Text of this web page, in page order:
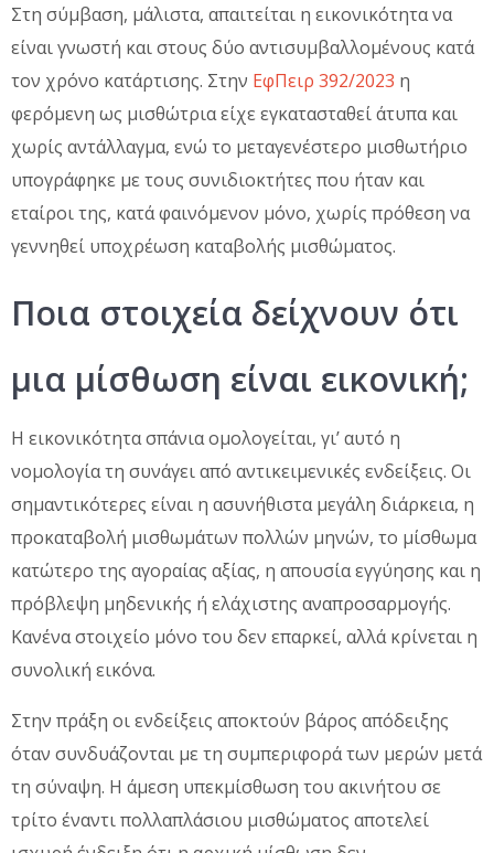
Στη σύμβαση, μάλιστα, απαιτείται η εικονικότητα να
είναι γνωστή και στους δύο αντισυμβαλλομένους κατά
τον χρόνο κατάρτισης. Στην ΕφΠειρ 392/2023 η
φερόμενη ως μισθώτρια είχε εγκατασταθεί άτυπα και
χωρίς αντάλλαγμα, ενώ το μεταγενέστερο μισθωτήριο
υπογράφηκε με τους συνιδιοκτήτες που ήταν και
εταίροι της, κατά φαινόμενον μόνο, χωρίς πρόθεση να
γεννηθεί υποχρέωση καταβολής μισθώματος.
Ποια στοιχεία δείχνουν ότι
μια μίσθωση είναι εικονική;
Η εικονικότητα σπάνια ομολογείται, γι’ αυτό η
νομολογία τη συνάγει από αντικειμενικές ενδείξεις. Οι
σημαντικότερες είναι η ασυνήθιστα μεγάλη διάρκεια, η
προκαταβολή μισθωμάτων πολλών μηνών, το μίσθωμα
κατώτερο της αγοραίας αξίας, η απουσία εγγύησης και η
πρόβλεψη μηδενικής ή ελάχιστης αναπροσαρμογής.
Κανένα στοιχείο μόνο του δεν επαρκεί, αλλά κρίνεται η
συνολική εικόνα.
Στην πράξη οι ενδείξεις αποκτούν βάρος απόδειξης
όταν συνδυάζονται με τη συμπεριφορά των μερών μετά
τη σύναψη. Η άμεση υπεκμίσθωση του ακινήτου σε
τρίτο έναντι πολλαπλάσιου μισθώματος αποτελεί